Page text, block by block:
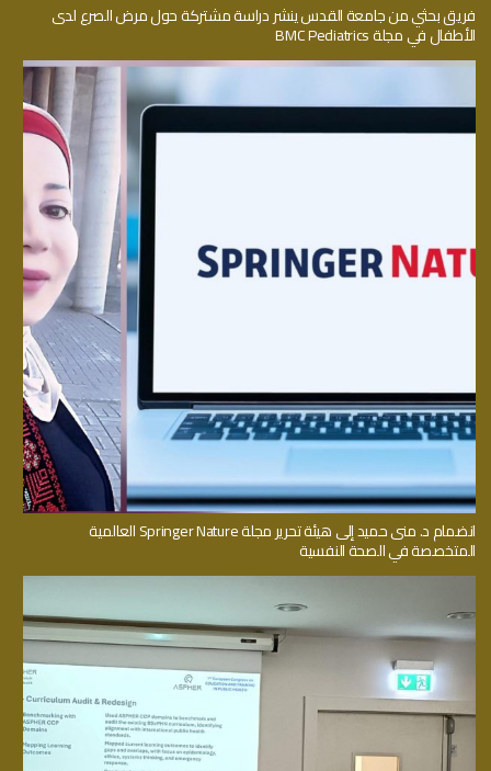
فريق بحثي من جامعة القدس ينشر دراسة مشتركة حول مرض الصرع لدى
الأطفال في مجلة BMC Pediatrics
انضمام د. منى حميد إلى هيئة تحرير مجلة Springer Nature العالمية
المتخصصة في الصحة النفسية